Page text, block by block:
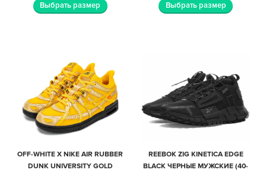
Выбрать размер Выбрать размер
OFF-WHITE X NIKE AIR RUBBER
DUNK UNIVERSITY GOLD
REEBOK ZIG KINETICA EDGE
BLACK ЧЕРНЫЕ МУЖСКИЕ (40-